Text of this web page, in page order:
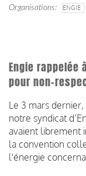
Organisations ENGIE
Engie rappelée
pour non-
Le 3 mars
notre syndicat
avaient librement
la convention
l'énergie